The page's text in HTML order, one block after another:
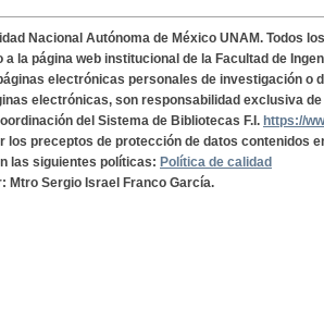
Nacional Autónoma de México UNAM. Todos
a la página web institucional de la Facultad de
electrónicas personales de investigación o
electrónicas, son responsabilidad exclusiva
del Sistema de Bibliotecas F.I. https://
los preceptos de protección de datos contenidos
las siguientes políticas: Política de calidad
Mtro Sergio Israel Franco García.